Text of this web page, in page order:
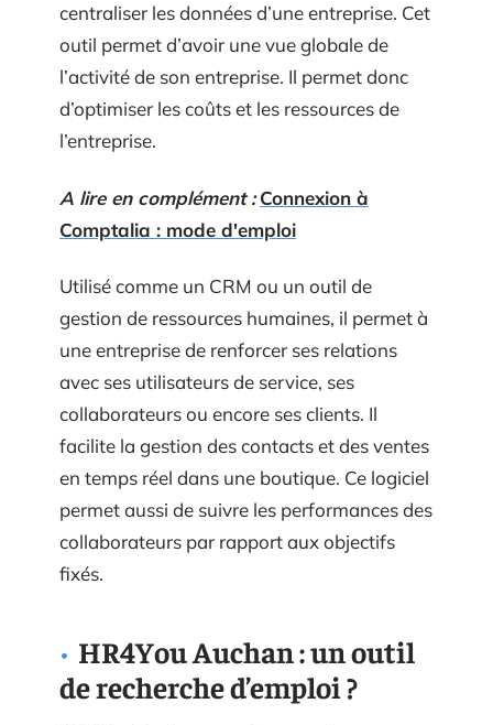
centraliser les données d’une entreprise. Cet
outil permet d’avoir une vue globale de
l’activité de son entreprise. Il permet donc
d’optimiser les coûts et les ressources de
l’entreprise.
A lire en complément : Connexion à
Comptalia : mode d'emploi
Utilisé comme un CRM ou un outil de
gestion de ressources humaines, il permet à
une entreprise de renforcer ses relations
avec ses utilisateurs de service, ses
collaborateurs ou encore ses clients. Il
facilite la gestion des contacts et des ventes
en temps réel dans une boutique. Ce logiciel
permet aussi de suivre les performances des
collaborateurs par rapport aux objectifs
fixés.
HR4You Auchan : un outil
de recherche d’emploi ?